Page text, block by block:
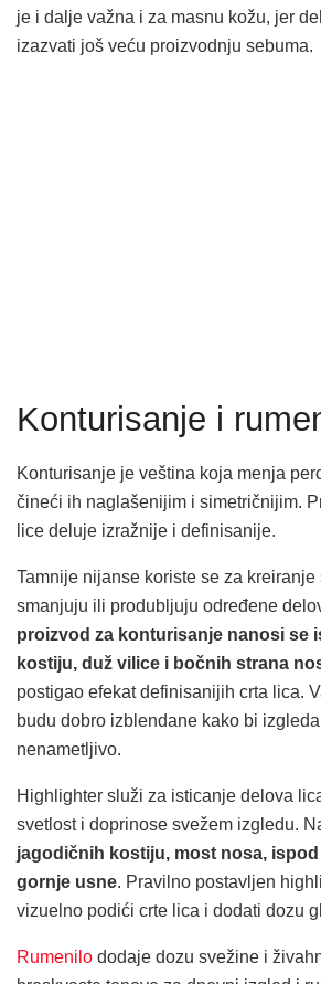
je i dalje važna i za masnu kožu, jer
izazvati još veću proizvodnju sebuma.
Konturisanje i
Konturisanje je veština koja menja
čineći ih naglašenijim i simetričnijim.
lice deluje izražnije i definisanije.
Tamnije nijanse koriste se za
smanjuju ili produbljuju određene
proizvod za konturisanje nanosi se
kostiju, duž vilice i bočnih strana
postigao efekat definisanijih crta lica.
budu dobro izblendane kako bi
nenametljivo.
Highlighter služi za isticanje delova
svetlost i doprinose svežem izgledu.
jagodičnih kostiju, most nosa, ispod
gornje usne. Pravilno postavljen
vizuelno podići crte lica i dodati dozu
Rumenilo dodaje dozu svežine i